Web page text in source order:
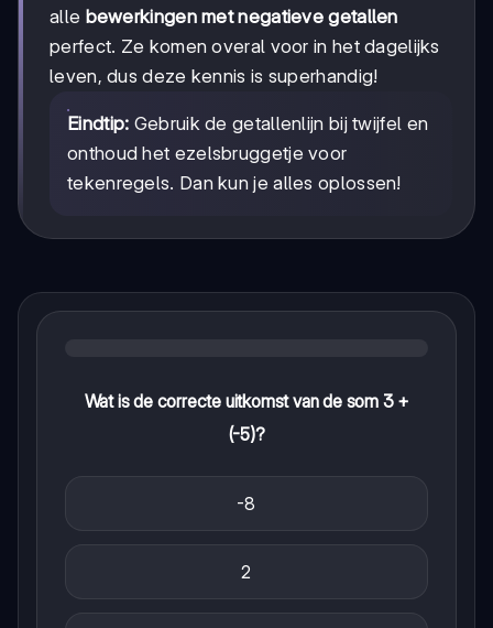
alle bewerkingen met negatieve getallen
perfect. Ze komen overal voor in het dagelijks
leven, dus deze kennis is superhandig!
Eindtip: Gebruik de getallenlijn bij twijfel en
onthoud het ezelsbruggetje voor
tekenregels. Dan kun je alles oplossen!
Wat is de correcte uitkomst van de som 3 +
(-5)?
-8
2